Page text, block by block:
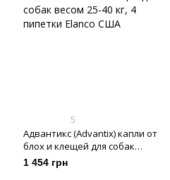
5
Адвантикс (Advantix) капли от
блох и клещей для собак
весом 25-40 кг, 4 пипетки
1 454 грн